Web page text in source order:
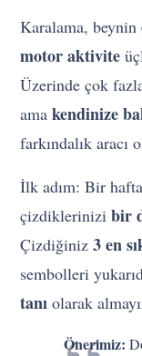
Karalama, beynin
motor aktivite
Üzerinde çok
amakendinize
farkındalık aracı
İlk adım: Bir
çizdiklerinizibir
Çizdiğiniz3 en
sembolleri
tanı olarak
Önerimiz: